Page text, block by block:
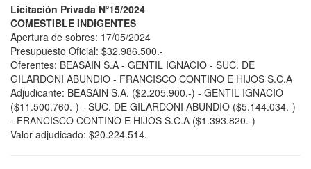
Licitación Privada Nº15/2024
COMESTIBLE INDIGENTES
Apertura de sobres: 17/05/2024
Presupuesto Oficial: $32.986.500.-
Oferentes: BEASAIN S.A - GENTIL IGNACIO - SUC. DE
GILARDONI ABUNDIO - FRANCISCO CONTINO E HIJOS S.C.A
Adjudicante: BEASAIN S.A. ($2.205.900.-) - GENTIL IGNACIO
($11.500.760.-) - SUC. DE GILARDONI ABUNDIO ($5.144.034.-)
- FRANCISCO CONTINO E HIJOS S.C.A ($1.393.820.-)
Valor adjudicado: $20.224.514.-